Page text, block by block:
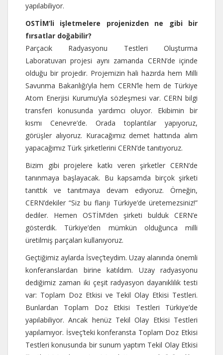
yapılabiliyor.
OSTİM’li işletmelere projenizden ne gibi bir
fırsatlar doğabilir?
Parçacık Radyasyonu Testleri Oluşturma
Laboratuvarı projesi aynı zamanda CERN’de içinde
olduğu bir projedir. Projemizin hali hazırda hem Milli
Savunma Bakanlığı’yla hem CERN’le hem de Türkiye
Atom Enerjisi Kurumu’yla sözleşmesi var. CERN bilgi
transferi konusunda yardımcı oluyor. Ekibimin bir
kısmı Cenevre’de. Orada toplantılar yapıyoruz,
görüşler alıyoruz. Kuracağımız demet hattında alım
yapacağımız Türk şirketlerini CERN’de tanıtıyoruz.
Bizim gibi projelere katkı veren şirketler CERN’de
tanınmaya başlayacak. Bu kapsamda birçok şirketi
tanıttık ve tanıtmaya devam ediyoruz. Örneğin,
CERN’dekiler “Siz bu flanjı Türkiye’de üretemezsiniz!”
dediler. Hemen OSTİM’den şirketi bulduk CERN’e
gösterdik. Türkiye’den mümkün olduğunca milli
üretilmiş parçaları kullanıyoruz.
Geçtiğimiz aylarda İsveç’teydim. Uzay alanında önemli
konferanslardan birine katıldım. Uzay radyasyonu
dediğimiz zaman iki çeşit radyasyon dayanıklılık testi
var: Toplam Doz Etkisi ve Tekil Olay Etkisi Testleri.
Bunlardan Toplam Doz Etkisi Testleri Türkiye’de
yapılabiliyor. Ancak henüz Tekil Olay Etkisi Testleri
yapılamıyor. İsveç’teki konferansta Toplam Doz Etkisi
Testleri konusunda bir sunum yaptım Tekil Olay Etkisi